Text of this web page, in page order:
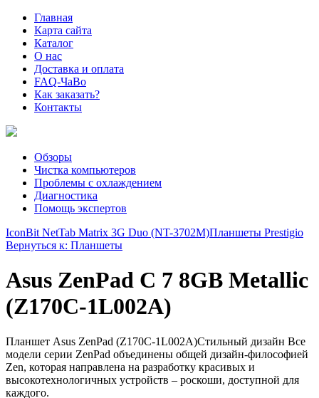
Главная
Карта сайта
Каталог
О нас
Доставка и оплата
FAQ-ЧаВо
Как заказать?
Контакты
Обзоры
Чистка компьютеров
Проблемы с охлаждением
Диагностика
Помощь экспертов
IconBit NetTab Matrix 3G Duo (NT-3702M)Планшеты Prestigio
Вернуться к: Планшеты
Asus ZenPad C 7 8GB Metallic
(Z170C-1L002A)
Планшет Asus ZenPad (Z170C-1L002A)Стильный дизайн Все
модели серии ZenPad объединены общей дизайн-философией
Zen, которая направлена на разработку красивых и
высокотехнологичных устройств – роскоши, доступной для
каждого.